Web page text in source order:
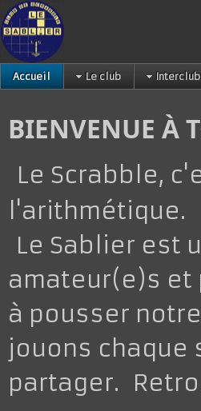
Accueil Le club
BIENVENUE À
Le Scrabble,
l'arithmétique.
Le Sablier est
amateur(e)s et
à pousser
jouons chaque
partager.